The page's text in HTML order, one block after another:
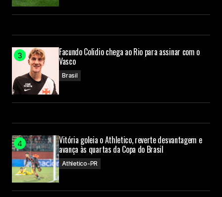
Facundo Colidio chega ao Rio para assinar com o
Vasco
Brasil
Vitória goleia o Athletico, reverte desvantagem e
avança às quartas da Copa do Brasil
Athletico-PR